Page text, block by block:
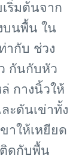
ริ่มต้นจาก
บนพื้น ใน
ากับ ช่วง
กันกับหัว
กางนิ้วให้
ะดันเข่าทั้ง
าให้เหยียด
ดกับพื้น